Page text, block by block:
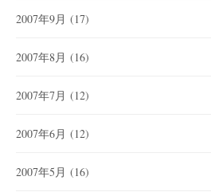
2007年9月 (17)
2007年8月 (16)
2007年7月 (12)
2007年6月 (12)
2007年5月 (16)